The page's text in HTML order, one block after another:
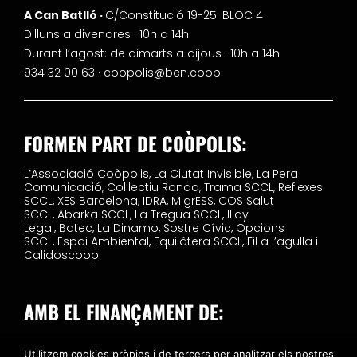
A Can Batlló · C/Constitució 19-25. BLOC 4
Dilluns a divendres · 10h a 14h
Durant l’agost: de dimarts a dijous · 10h a 14h
934 32 00 63 · coopolis@bcn.coop
FORMEN PART DE COÒPOLIS:
L’Associació Coòpolis, La Ciutat Invisible, La Pera
Comunicació, Col·lectiu Ronda, Trama SCCL, Reflexes
SCCL, XES Barcelona, IDRA, MigrESS, COS Salut
SCCL, Abarka SCCL, La Tregua SCCL, Illay
Legal, Batec, La Dinamo, Sostre Cívic, Opcions
SCCL, Espai Ambiental, Equilàtera SCCL, Fil a l’agulla i
Calidoscoop.
AMB EL FINANÇAMENT DE:
Utilitzem cookies pròpies i de tercers per analitzar els nostres